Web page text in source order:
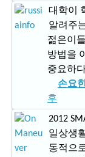
대학이
알려주
젊은이
방법을
중요하
손요
후
2012
일상생
동적으